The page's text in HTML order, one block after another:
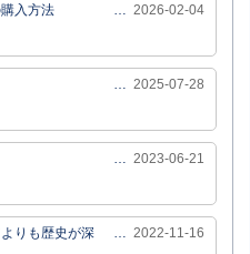
入方法 … 2026-02-04
… 2025-07-28
… 2023-06-21
りも歴史が深
… 2022-11-16